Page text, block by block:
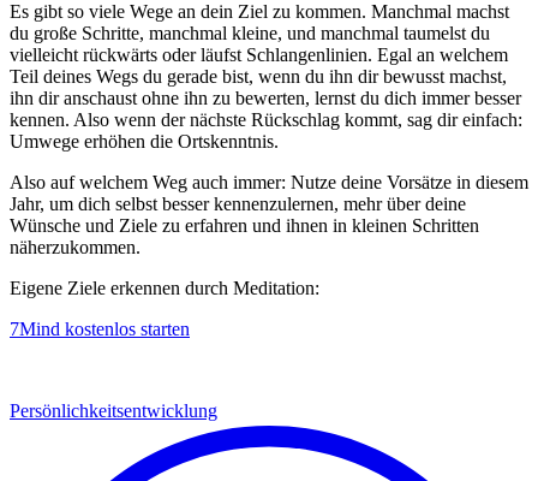
Es gibt so viele Wege an dein Ziel zu kommen. Manchmal machst
du große Schritte, manchmal kleine, und manchmal taumelst du
vielleicht rückwärts oder läufst Schlangenlinien. Egal an welchem
Teil deines Wegs du gerade bist, wenn du ihn dir bewusst machst,
ihn dir anschaust ohne ihn zu bewerten, lernst du dich immer besser
kennen. Also wenn der nächste Rückschlag kommt, sag dir einfach:
Umwege erhöhen die Ortskenntnis.
Also auf welchem Weg auch immer: Nutze deine Vorsätze in diesem
Jahr, um dich selbst besser kennenzulernen, mehr über deine
Wünsche und Ziele zu erfahren und ihnen in kleinen Schritten
näherzukommen.
Eigene Ziele erkennen durch Meditation:
7Mind kostenlos starten
Persönlichkeitsentwicklung